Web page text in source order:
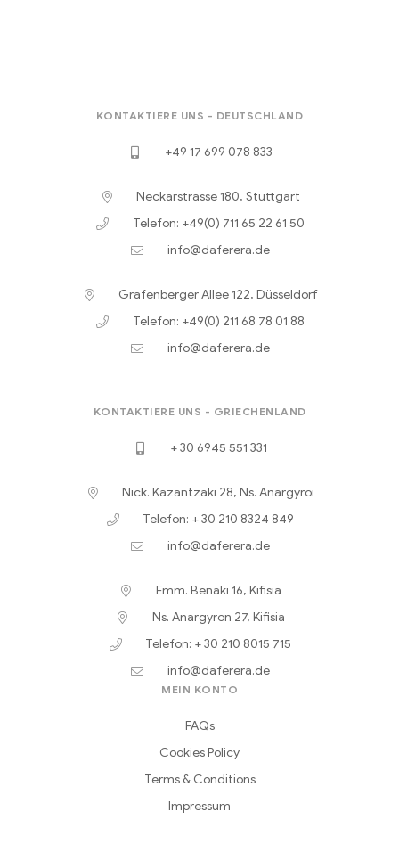
KONTAKTIERE UNS - DEUTSCHLAND
+49 17 699 078 833
Neckarstrasse 180, Stuttgart
Telefon: +49(0) 711 65 22 61 50
info@daferera.de
Grafenberger Allee 122, Düsseldorf
Telefon: +49(0) 211 68 78 01 88
info@daferera.de
KONTAKTIERE UNS - GRIECHENLAND
+ 30 6945 551 331
Nick. Kazantzaki 28, Ns. Anargyroi
Telefon: + 30 210 8324 849
info@daferera.de
Emm. Benaki 16, Kifisia
Ns. Anargyron 27, Kifisia
Telefon: + 30 210 8015 715
info@daferera.de
MEIN KONTO
FAQs
Cookies Policy
Terms & Conditions
Impressum